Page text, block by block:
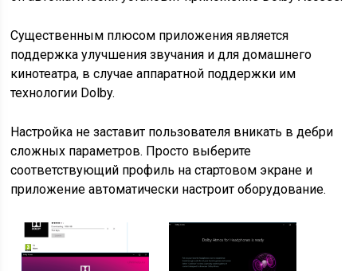
Существенным плюсом приложения является
поддержка улучшения звучания и для домашнего
кинотеатра, в случае аппаратной поддержки им
технологии Dolby.
Настройка не заставит пользователя вникать в дебри
сложных параметров. Просто выберите
соответствующий профиль на стартовом экране и
приложение автоматически настроит оборудование.